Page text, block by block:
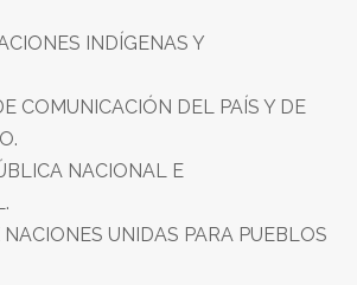
INDÍGENAS Y
COMUNICACIÓN DEL PAÍS Y DE
NACIONAL E
UNIDAS PARA PUEBLOS